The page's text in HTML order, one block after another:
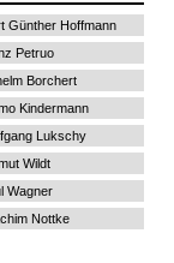
Günther Hoffmann
Petruo
Borchert
Kindermann
Lukschy
Wildt
Wagner
Nottke